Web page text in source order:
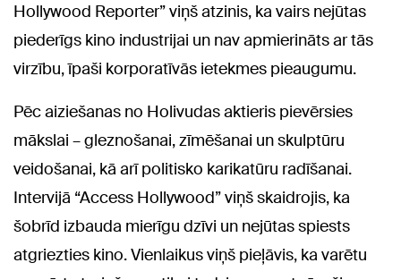
Hollywood Reporter” viņš atzinis, ka vairs nejūtas
piederīgs kino industrijai un nav apmierināts ar tās
virzību, īpaši korporatīvās ietekmes pieaugumu.
Pēc aiziešanas no Holivudas aktieris pievērsies
mākslai – gleznošanai, zīmēšanai un skulptūru
veidošanai, kā arī politisko karikatūru radīšanai.
Intervijā “Access Hollywood” viņš skaidrojis, ka
šobrīd izbauda mierīgu dzīvi un nejūtas spiests
atgriezties kino. Vienlaikus viņš pieļāvis, ka varētu